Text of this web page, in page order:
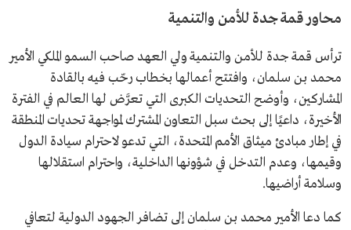
محاور قمة جدة للأمن والتنمية
ترأس قمة جدة للأمن والتنمية ولي العهد صاحب السمو الملكي الأمير
محمد بن سلمان، وافتتح أعمالها بخطاب رحّب فيه بالقادة
المشاركين، وأوضح التحديات الكبرى التي تعرَّض لها العالم في الفترة
الأخيرة، داعيًا إلى بحث سبل التعاون المشترك لمواجهة تحديات المنطقة
في إطار مبادئ ميثاق الأمم المتحدة، التي تدعو لاحترام سيادة الدول
وقيمها، وعدم التدخل في شؤونها الداخلية، واحترام استقلالها
وسلامة أراضيها.
كما دعا الأمير محمد بن سلمان إلى تضافر الجهود الدولية لتعافي